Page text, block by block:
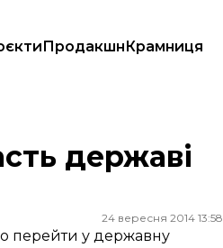
ПродакшнКрамниця
державі
24 вересня 2014 13:58
перейти у державну